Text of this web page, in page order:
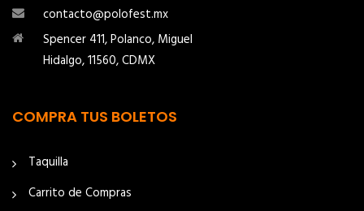
contacto@polofest.mx
Spencer 411, Polanco, Miguel
Hidalgo, 11560, CDMX
COMPRA TUS BOLETOS
Taquilla
Carrito de Compras